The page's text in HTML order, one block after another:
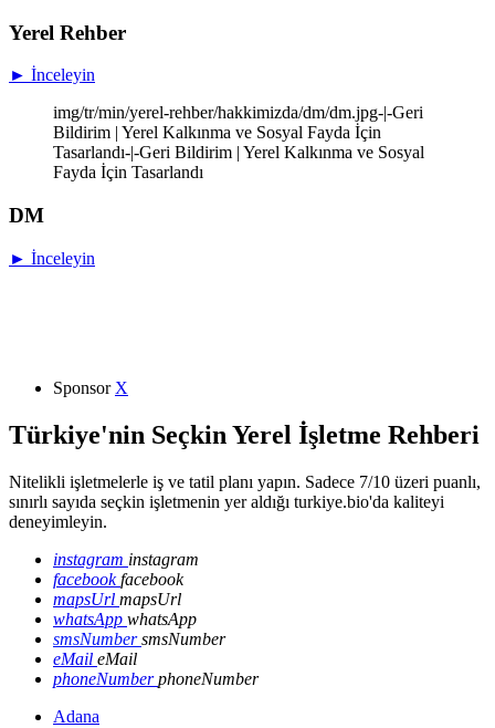
Yerel Rehber
► İnceleyin
img/tr/min/yerel-rehber/hakkimizda/dm/dm.jpg-|-Geri
Bildirim | Yerel Kalkınma ve Sosyal Fayda İçin
Tasarlandı-|-Geri Bildirim | Yerel Kalkınma ve Sosyal
Fayda İçin Tasarlandı
DM
► İnceleyin
Sponsor X
Türkiye'nin Seçkin Yerel İşletme Rehberi
Nitelikli işletmelerle iş ve tatil planı yapın. Sadece 7/10 üzeri puanlı,
sınırlı sayıda seçkin işletmenin yer aldığı turkiye.bio'da kaliteyi
deneyimleyin.
instagram instagram
facebookfacebook
mapsUrl mapsUrl
whatsApp whatsApp
smsNumbersmsNumber
eMail eMail
phoneNumberphoneNumber
Adana